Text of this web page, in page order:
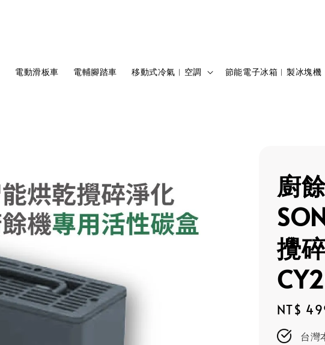
電動滑板車 電輔腳踏車 移動式冷氣︱空調 節能電子冰箱︱製冰塊機
廚
攪
Regular
price
NT$
台灣